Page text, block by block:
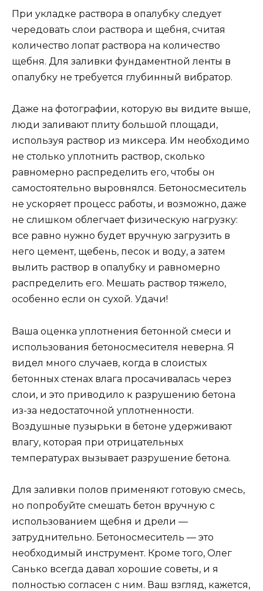
При укладке раствора в опалубку следует
чередовать слои раствора и щебня, считая
количество лопат раствора на количество
щебня. Для заливки фундаментной ленты в
опалубку не требуется глубинный вибратор.
Даже на фотографии, которую вы видите выше,
люди заливают плиту большой площади,
используя раствор из миксера. Им необходимо
не столько уплотнить раствор, сколько
равномерно распределить его, чтобы он
самостоятельно выровнялся. Бетоносмеситель
не ускоряет процесс работы, и возможно, даже
не слишком облегчает физическую нагрузку:
все равно нужно будет вручную загрузить в
него цемент, щебень, песок и воду, а затем
вылить раствор в опалубку и равномерно
распределить его. Мешать раствор тяжело,
особенно если он сухой. Удачи!
Ваша оценка уплотнения бетонной смеси и
использования бетоносмесителя неверна. Я
видел много случаев, когда в слоистых
бетонных стенах влага просачивалась через
слои, и это приводило к разрушению бетона
из-за недостаточной уплотненности.
Воздушные пузырьки в бетоне удерживают
влагу, которая при отрицательных
температурах вызывает разрушение бетона.
Для заливки полов применяют готовую смесь,
но попробуйте смешать бетон вручную с
использованием щебня и дрели —
затруднительно. Бетоносмеситель — это
необходимый инструмент. Кроме того, Олег
Санько всегда давал хорошие советы, и я
полностью согласен с ним. Ваш взгляд, кажется,